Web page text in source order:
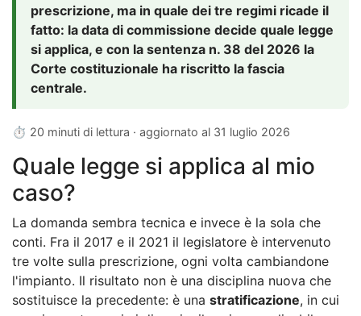
prescrizione, ma in quale dei tre regimi ricade il
fatto: la data di commissione decide quale legge
si applica, e con la sentenza n. 38 del 2026 la
Corte costituzionale ha riscritto la fascia
centrale.
⏱ 20 minuti di lettura · aggiornato al 31 luglio 2026
Quale legge si applica al mio
caso?
La domanda sembra tecnica e invece è la sola che
conti. Fra il 2017 e il 2021 il legislatore è intervenuto
tre volte sulla prescrizione, ogni volta cambiandone
l'impianto. Il risultato non è una disciplina nuova che
sostituisce la precedente: è una stratificazione, in cui